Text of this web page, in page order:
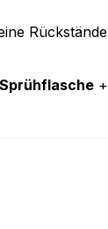
Rückstände
Sprühflasche +